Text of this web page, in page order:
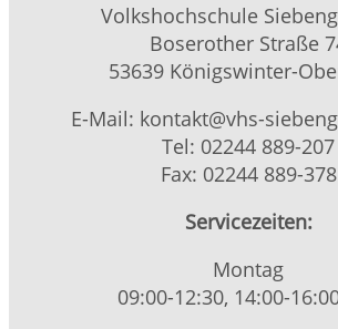
Volkshochschule
Boserother Straße
53639 Königswinter-
E-Mail: kontakt@vhs-
Tel: 02244 889-207
Fax: 02244 889-378
Servicezeiten:
Montag
09:00-12:30, 14:00-